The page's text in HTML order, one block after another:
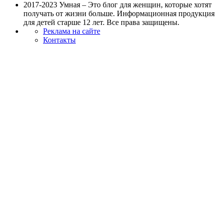
2017-2023 Умная – Это блог для женщин, которые хотят
получать от жизни больше. Информационная продукция
для детей старше 12 лет. Все права защищены.
Реклама на сайте
Контакты